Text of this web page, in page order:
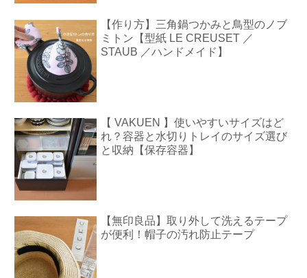
【作り方】三角鍋つかみと鳥型のノブ
ミトン【型紙 LE CREUSET ／
STAUB ／ハンドメイド】
【 VAKUEN 】使いやすいサイズはど
れ？容器と水切りトレイのサイズ選び
と収納【保存容器】
【無印良品】取り外して洗えるテープ
が便利！帽子の汚れ防止テープ